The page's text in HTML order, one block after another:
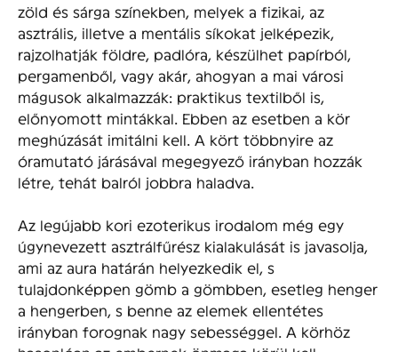
zöld és sárga színekben, melyek a fizikai, az
asztrális, illetve a mentális síkokat jelképezik,
rajzolhatják földre, padlóra, készülhet papírból,
pergamenből, vagy akár, ahogyan a mai városi
mágusok alkalmazzák: praktikus textilből is,
előnyomott mintákkal. Ebben az esetben a kör
meghúzását imitálni kell. A kört többnyire az
óramutató járásával megegyező irányban hozzák
létre, tehát balról jobbra haladva.
Az legújabb kori ezoterikus irodalom még egy
úgynevezett asztrálfűrész kialakulását is javasolja,
ami az aura határán helyezkedik el, s
tulajdonképpen gömb a gömbben, esetleg henger
a hengerben, s benne az elemek ellentétes
irányban forognak nagy sebességgel. A körhöz